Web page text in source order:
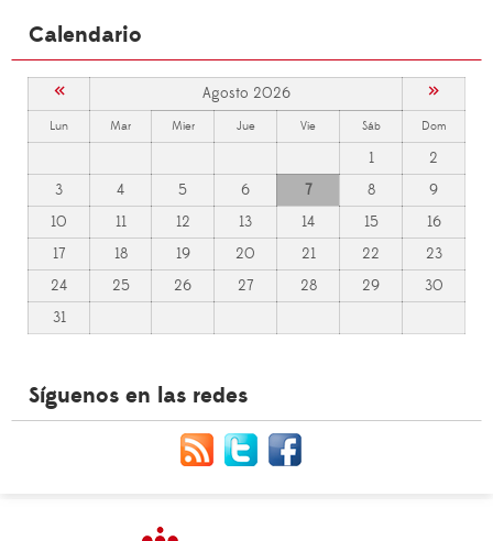
Calendario
« Agosto 2026 »
Lun Mar Mier Jue Vie Sáb Dom
1
2
3
4 5 6 7 8
9
10
11 12 13 14 15
16
17
18 19 20 21 22
23
24
25 26 27 28 29
30
31
Síguenos en las redes